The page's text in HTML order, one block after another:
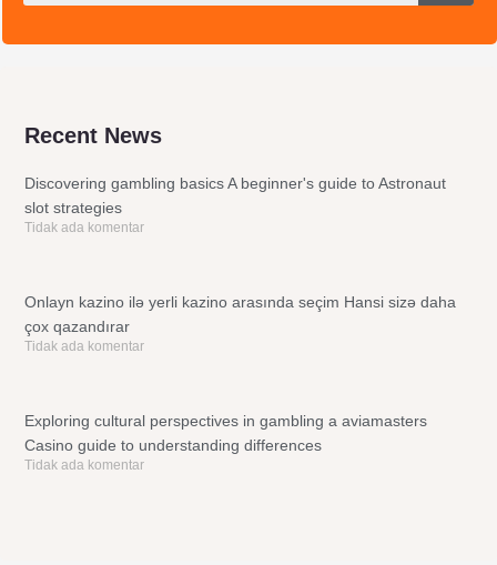
Recent News
Discovering gambling basics A beginner's guide to Astronaut
slot strategies
Tidak ada komentar
Onlayn kazino ilə yerli kazino arasında seçim Hansi sizə daha
çox qazandırar
Tidak ada komentar
Exploring cultural perspectives in gambling a aviamasters
Casino guide to understanding differences
Tidak ada komentar